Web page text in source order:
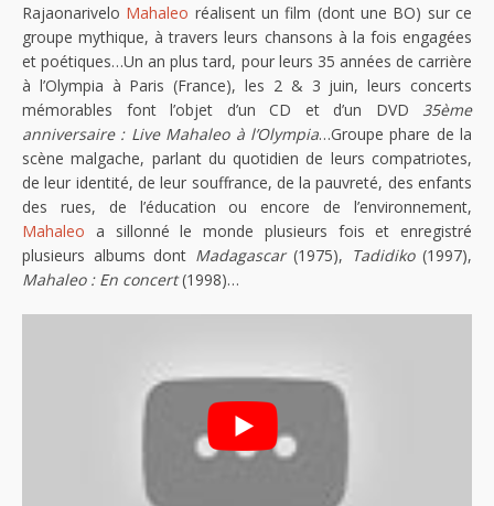
Rajaonarivelo Mahaleo réalisent un film (dont une BO) sur ce
groupe mythique, à travers leurs chansons à la fois engagées
et poétiques…Un an plus tard, pour leurs 35 années de carrière
à l’Olympia à Paris (France), les 2 & 3 juin, leurs concerts
mémorables font l’objet d’un CD et d’un DVD 35ème
anniversaire : Live Mahaleo à l’Olympia…Groupe phare de la
scène malgache, parlant du quotidien de leurs compatriotes,
de leur identité, de leur souffrance, de la pauvreté, des enfants
des rues, de l’éducation ou encore de l’environnement,
Mahaleo a sillonné le monde plusieurs fois et enregistré
plusieurs albums dont Madagascar(1975), Tadidiko(1997),
Mahaleo : En concert(1998)…